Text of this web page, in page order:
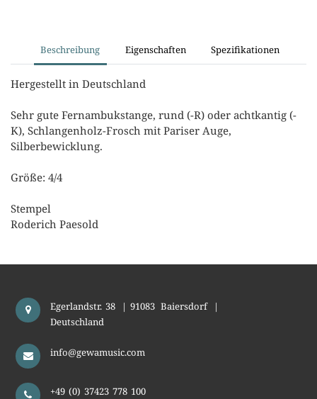
Beschreibung Eigenschaften Spezifikationen
Hergestellt in Deutschland
Sehr gute Fernambukstange, rund (-R) oder achtkantig (-
K), Schlangenholz-Frosch mit Pariser Auge,
Silberbewicklung.
Größe: 4/4
Stempel
Roderich Paesold
Egerlandstr. 38 | 91083 Baiersdorf
|
Deutschland
info@gewamusic.com
+49 (0) 37423 778 100